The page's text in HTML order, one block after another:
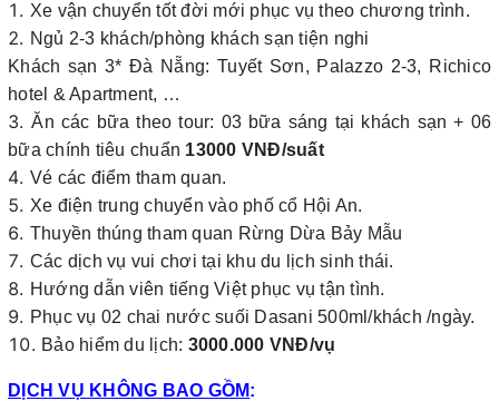
Xe vận chuyển tốt đời mới phục vụ theo chương trình.
Ngủ 2-3 khách/phòng khách sạn tiện nghi
Khách sạn 3* Đà Nẵng: Tuyết Sơn, Palazzo 2-3, Richico
hotel & Apartment, …
Ăn các bữa theo tour: 03 bữa sáng tại khách sạn + 06
bữa chính tiêu chuẩn 13000 VNĐ/suất
Vé các điểm tham quan.
Xe điện trung chuyển vào phố cổ Hội An.
Thuyền thúng tham quan Rừng Dừa Bảy Mẫu
Các dịch vụ vui chơi tại khu du lịch sinh thái.
Hướng dẫn viên tiếng Việt phục vụ tận tình.
Phục vụ 02 chai nước suối Dasani 500ml/khách /ngày.
Bảo hiểm du lịch: 3000.000 VNĐ/vụ
DỊCH VỤ KHÔNG BAO GỒM: